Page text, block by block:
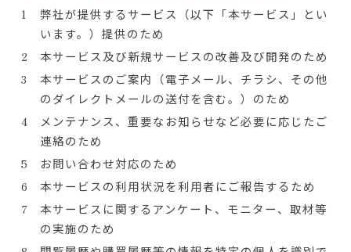
弊社が提供するサービス（以下「本サービス」とい
います。）提供のため
本サービス及び新規サービスの改善及び開発のため
本サービスのご案内（電子メール、チラシ、その他
のダイレクトメールの送付を含む。）のため
メンテナンス、重要なお知らせなど必要に応じたご
連絡のため
お問い合わせ対応のため
本サービスの利用状況を利用者にご報告するため
本サービスに関するアンケート、モニター、取材等
の実施のため